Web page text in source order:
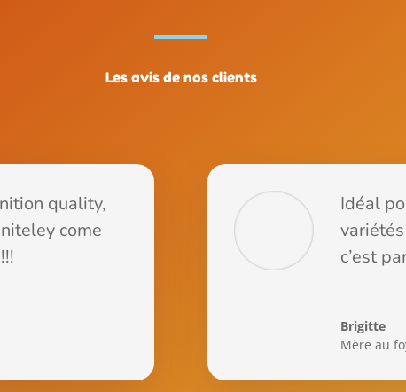
Les avis de nos clients
quality,
come
Idéal
c’est
Brigitte
Mère au